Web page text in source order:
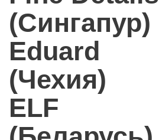
(Сингапур)
Eduard
(Чехия)
ELF